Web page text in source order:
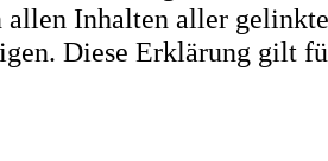
Inhalten aller
Diese Erklärung gilt